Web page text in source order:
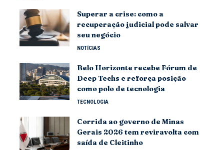
Superar a crise: como a
recuperação judicial pode salvar
seu negócio
NOTÍCIAS
Belo Horizonte recebe Fórum de
Deep Techs e reforça posição
como polo de tecnologia
TECNOLOGIA
Corrida ao governo de Minas
Gerais 2026 tem reviravolta com
saída de Cleitinho